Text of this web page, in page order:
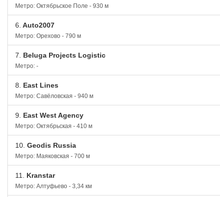
Метро: Октябрьское Поле - 930 м
6. Auto2007
Метро: Орехово - 790 м
7. Beluga Projects Logistic
Метро: -
8. East Lines
Метро: Савёловская - 940 м
9. East West Agency
Метро: Октябрьская - 410 м
10. Geodis Russia
Метро: Маяковская - 700 м
11. Kranstar
Метро: Алтуфьево - 3,34 км